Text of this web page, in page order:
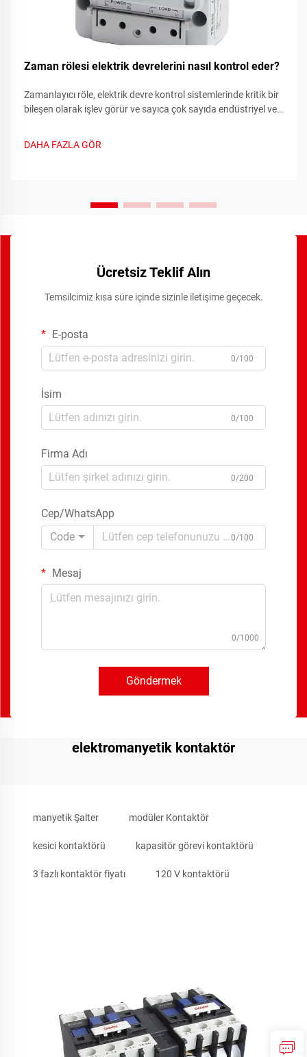
Zaman rölesi elektrik devrelerini nasıl kontrol eder?
Zamanlayıcı röle, elektrik devre kontrol sistemlerinde kritik bir
bileşen olarak işlev görür ve sayıca çok sayıda endüstriyel ve
kılan hassas zamanlama işlevleri sağlar. Bu gelişmiş
DAHA FAZLA GÖR
Ücretsiz Teklif Alın
Temsilcimiz kısa süre içinde sizinle iletişime geçecek.
E-posta
0/100
İsim
0/100
Firma Adı
0/200
Cep/WhatsApp
Code
0/100
Mesaj
0/1000
Göndermek
elektromanyetik kontaktör
manyetik Şalter modüler Kontaktör
kesici kontaktörü kapasitör görevi kontaktörü
3 fazlı kontaktör fiyatı 120 V kontaktörü